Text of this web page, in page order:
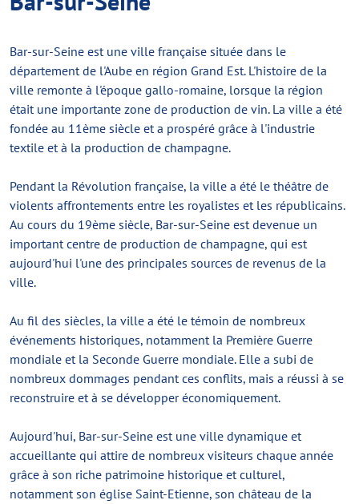
Bar-sur-Seine est une ville française située dans le
département de l'Aube en région Grand Est. L'histoire de la
ville remonte à l'époque gallo-romaine, lorsque la région
était une importante zone de production de vin. La ville a été
fondée au 11ème siècle et a prospéré grâce à l'industrie
textile et à la production de champagne.
Pendant la Révolution française, la ville a été le théâtre de
violents affrontements entre les royalistes et les républicains.
Au cours du 19ème siècle, Bar-sur-Seine est devenue un
important centre de production de champagne, qui est
aujourd'hui l'une des principales sources de revenus de la
ville.
Au fil des siècles, la ville a été le témoin de nombreux
événements historiques, notamment la Première Guerre
mondiale et la Seconde Guerre mondiale. Elle a subi de
nombreux dommages pendant ces conflits, mais a réussi à se
reconstruire et à se développer économiquement.
Aujourd'hui, Bar-sur-Seine est une ville dynamique et
accueillante qui attire de nombreux visiteurs chaque année
grâce à son riche patrimoine historique et culturel,
notamment son église Saint-Etienne, son château de la